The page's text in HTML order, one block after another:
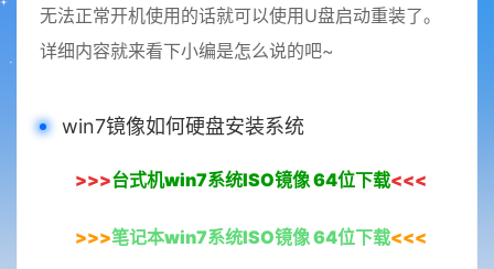
无法正常开机使用的话就可以使用U盘启动重装了。
详细内容就来看下小编是怎么说的吧~
win7镜像如何硬盘安装系统
>>>台式机win7系统ISO镜像 64位下载<<<
>>>笔记本win7系统ISO镜像 64位下载<<<